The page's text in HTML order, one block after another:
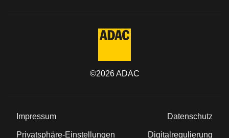
©2026ADAC
Impressum Datenschutz
Privatsphäre-Einstellungen Digitalregulierung